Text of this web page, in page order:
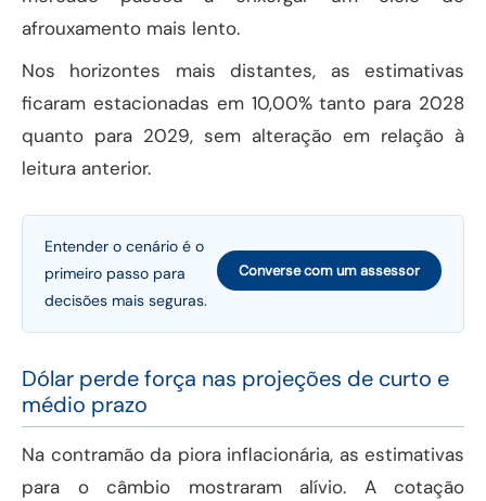
afrouxamento mais lento.
Nos horizontes mais distantes, as estimativas
ficaram estacionadas em 10,00% tanto para 2028
quanto para 2029, sem alteração em relação à
leitura anterior.
Entender o cenário é o
primeiro passo para
decisões mais seguras.
Converse com um assessor
Dólar perde força nas projeções de curto e
médio prazo
Na contramão da piora inflacionária, as estimativas
para o câmbio mostraram alívio. A cotação